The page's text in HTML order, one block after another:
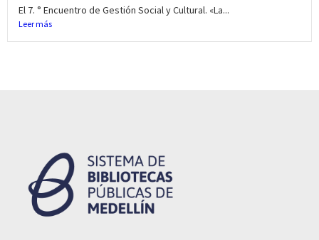
El 7. ° Encuentro de Gestión Social y Cultural. «La...
Leer más